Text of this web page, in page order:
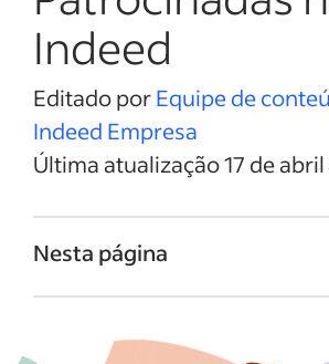
Indeed
Editado porEquipe de
Indeed Empresa
Última atualização 17 de
Nesta página
Patrocinados